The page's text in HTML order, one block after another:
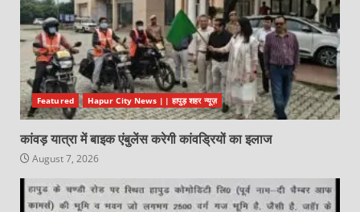
Featured Hapur City News || हापुड़ शहर न्यूज़
कांवड़ यात्रा में बाइक एंबुलेंस करेगी कांवड्रियों का इलाज
August 7, 2026